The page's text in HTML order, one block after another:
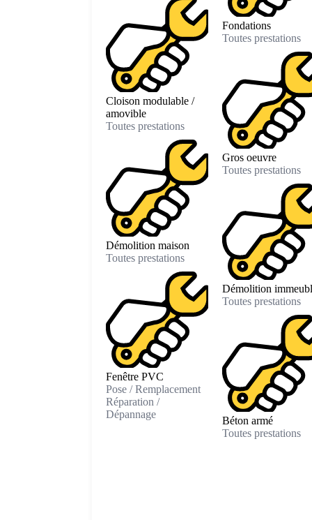
Cloison modulable /
amovible
Toutes prestations
Démolition maison
Toutes prestations
Fenêtre PVC
Pose / Remplacement
Réparation /
Dépannage
Fondations
Toutes prestations
Gros oeuvre
Toutes prestations
Démolition
Toutes prestations
Béton armé
Toutes prestations